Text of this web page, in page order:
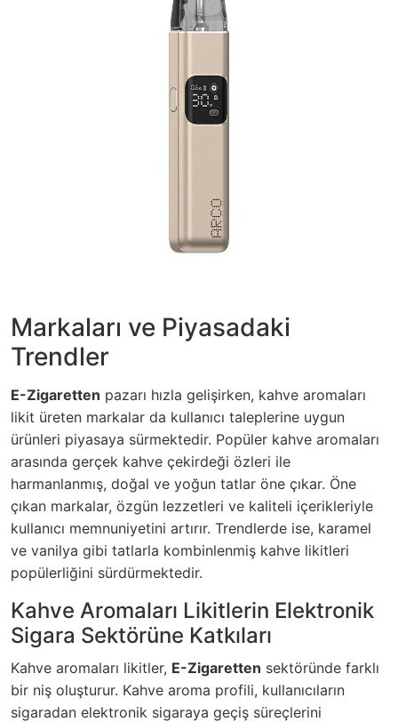
Markaları ve Piyasadaki
Trendler
E-Zigaretten pazarı hızla gelişirken, kahve aromaları
likit üreten markalar da kullanıcı taleplerine uygun
ürünleri piyasaya sürmektedir. Popüler kahve aromaları
arasında gerçek kahve çekirdeği özleri ile
harmanlanmış, doğal ve yoğun tatlar öne çıkar. Öne
çıkan markalar, özgün lezzetleri ve kaliteli içerikleriyle
kullanıcı memnuniyetini artırır. Trendlerde ise, karamel
ve vanilya gibi tatlarla kombinlenmiş kahve likitleri
popülerliğini sürdürmektedir.
Kahve Aromaları Likitlerin Elektronik
Sigara Sektörüne Katkıları
Kahve aromaları likitler, E-Zigaretten sektöründe farklı
bir niş oluşturur. Kahve aroma profili, kullanıcıların
sigaradan elektronik sigaraya geçiş süreçlerini